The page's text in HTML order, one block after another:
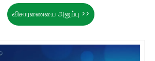
விசாரணையை அனுப்பு >>